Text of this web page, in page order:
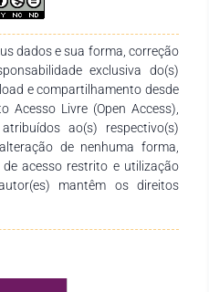
significância.O tratamento 3
dados e sua forma, correção
exclusiva do(s)
e compartilhamento desde
Livre (Open Access),
ao(s) respectivo(s)
de nenhuma forma,
acesso restrito e utilização
mantêm os direitos